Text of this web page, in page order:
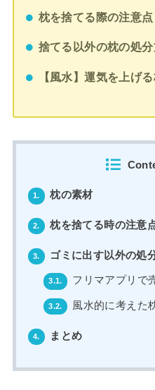
枕を捨てる際の注意点
捨てる以外の枕の処
【風水】運気を上げ
1. 枕の素材
2. 枕を捨てる時の注意
3. ゴミに出す以外の処
3.1. フリマアプリで
3.2. 風水的に考えた
4. まとめ